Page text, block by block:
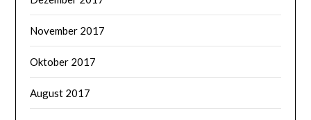
November 2017
Oktober 2017
August 2017